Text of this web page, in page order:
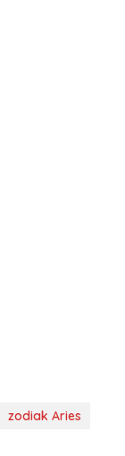
zodiak Aries